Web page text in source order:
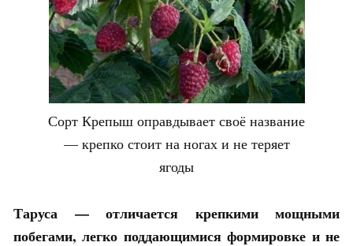
Сорт Крепыш оправдывает своё название
— крепко стоит на ногах и не теряет
ягоды
Таруса — отличается крепкими мощными
побегами, легко поддающимися формировке и не